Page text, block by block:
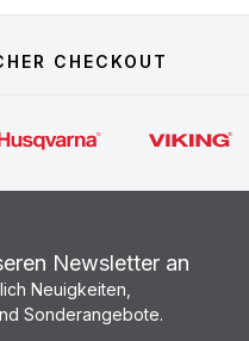
CHECKOUT
Newsletter an
Neuigkeiten,
Sonderangebote.